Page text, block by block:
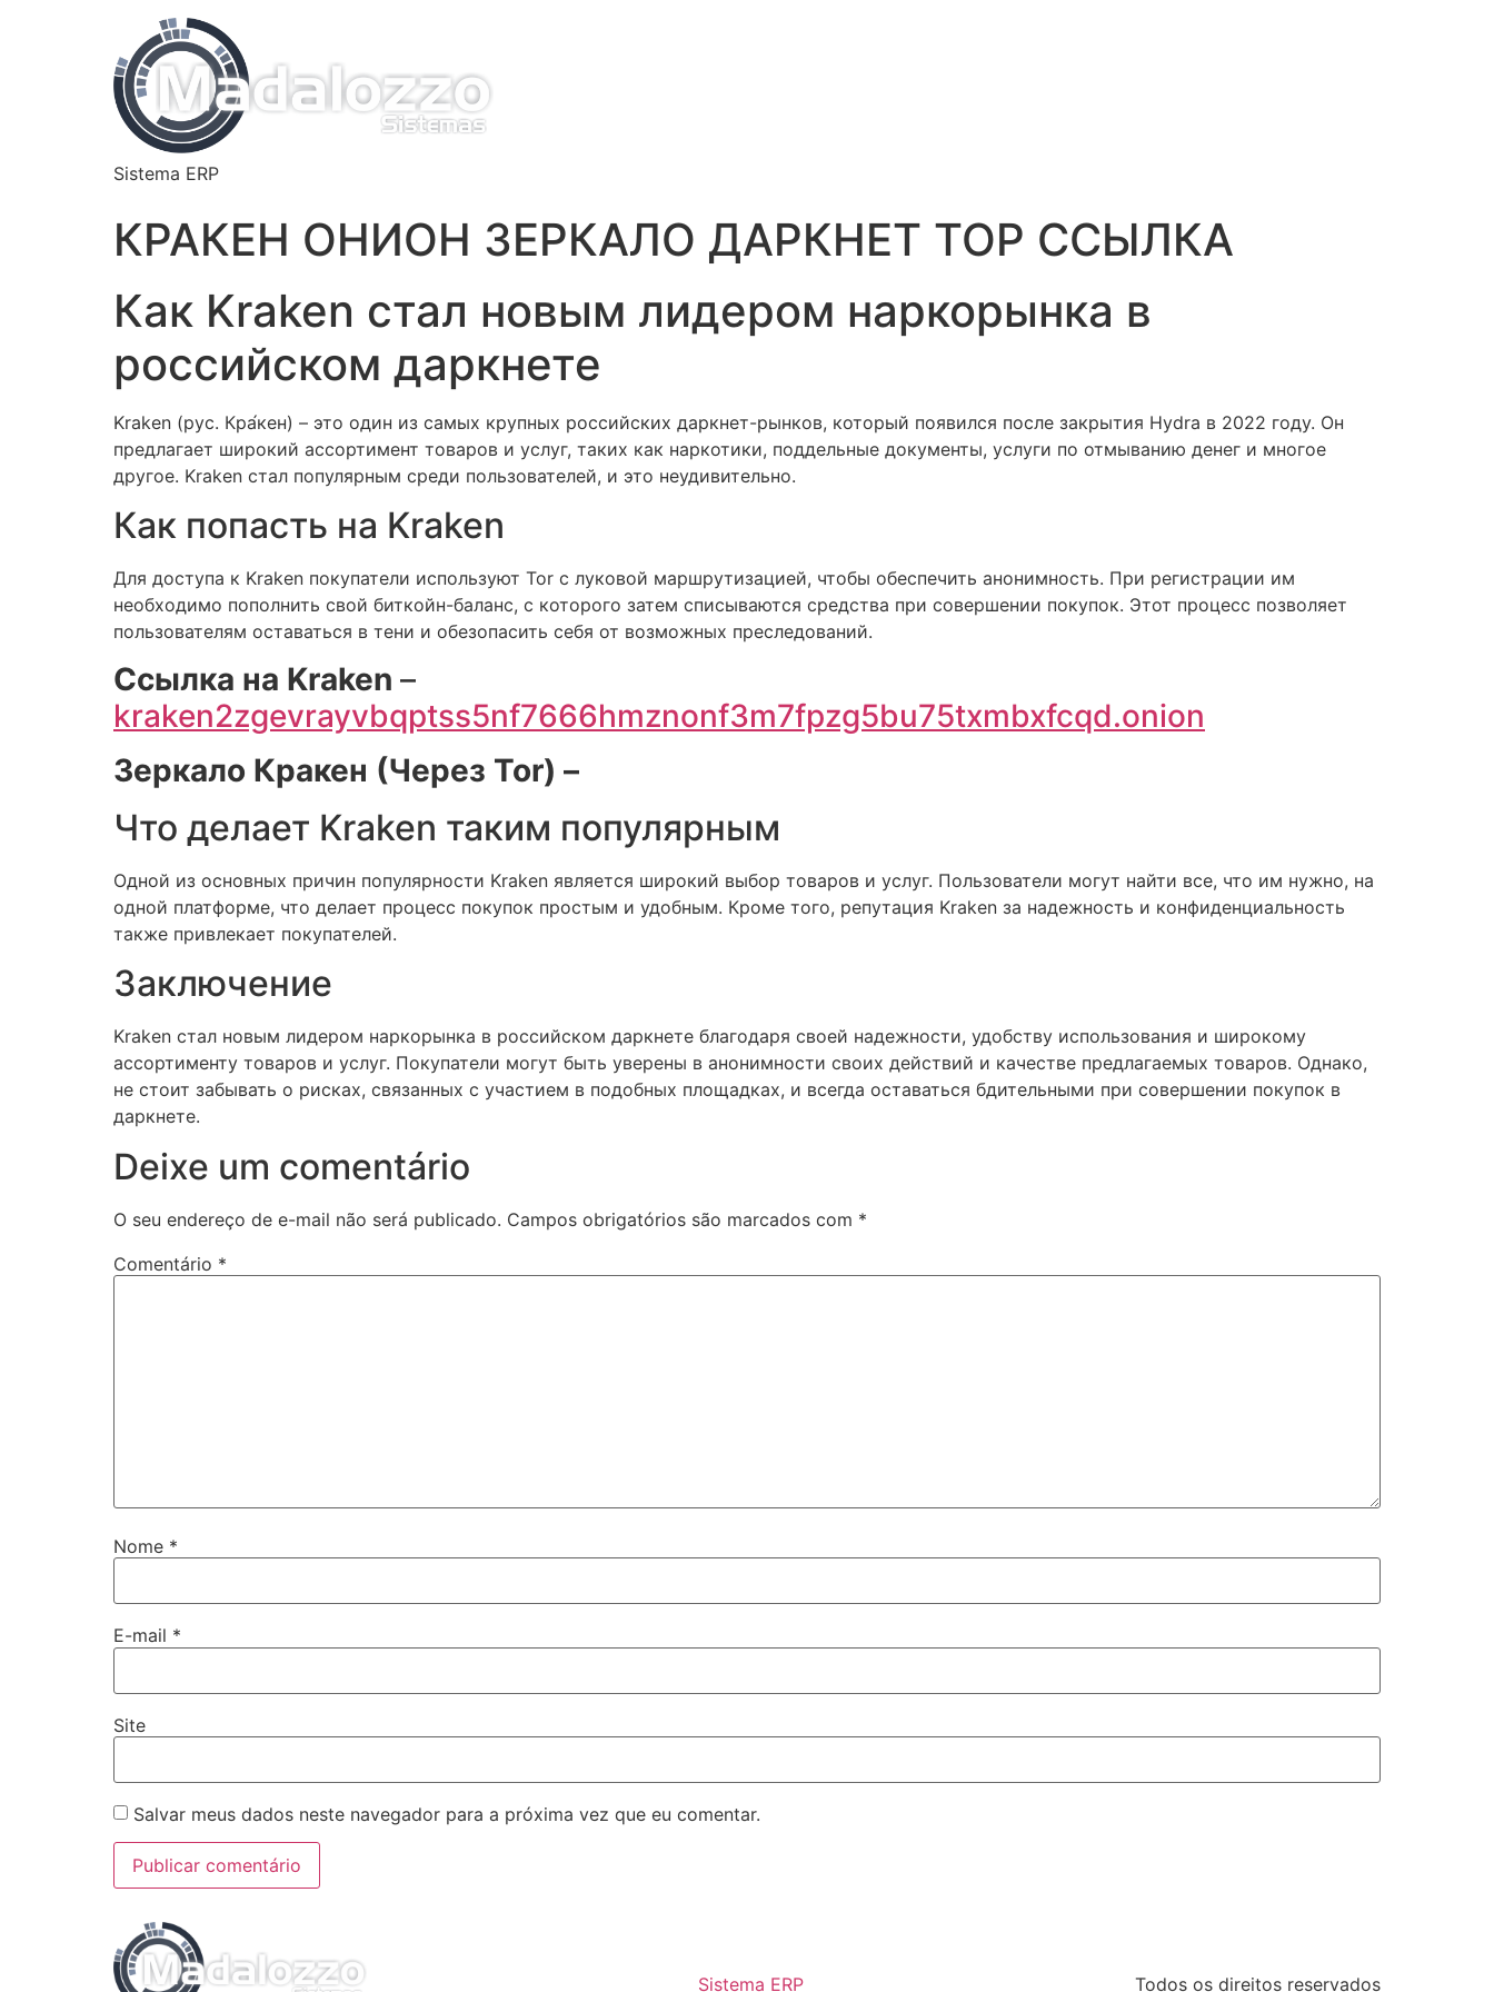
Sistema ERP
КРАКЕН ОНИОН ЗЕРКАЛО ДАРКНЕТ ТОР ССЫЛКА
Как Kraken стал новым лидером наркорынка в
российском даркнете
Kraken (рус. Кра́кен) – это один из самых крупных российских даркнет-рынков, который появился после закрытия Hydra в 2022 году. Он
предлагает широкий ассортимент товаров и услуг, таких как наркотики, поддельные документы, услуги по отмыванию денег и многое
другое. Kraken стал популярным среди пользователей, и это неудивительно.
Как попасть на Kraken
Для доступа к Kraken покупатели используют Tor с луковой маршрутизацией, чтобы обеспечить анонимность. При регистрации им
необходимо пополнить свой биткойн-баланс, с которого затем списываются средства при совершении покупок. Этот процесс позволяет
пользователям оставаться в тени и обезопасить себя от возможных преследований.
Cсылка на Kraken –
kraken2zgevrayvbqptss5nf7666hmznonf3m7fpzg5bu75txmbxfcqd.onion
Зеркало Кракен (Через Tor) –
Что делает Kraken таким популярным
Одной из основных причин популярности Kraken является широкий выбор товаров и услуг. Пользователи могут найти все, что им нужно, на
одной платформе, что делает процесс покупок простым и удобным. Кроме того, репутация Kraken за надежность и конфиденциальность
также привлекает покупателей.
Заключение
Kraken стал новым лидером наркорынка в российском даркнете благодаря своей надежности, удобству использования и широкому
ассортименту товаров и услуг. Покупатели могут быть уверены в анонимности своих действий и качестве предлагаемых товаров. Однако,
не стоит забывать о рисках, связанных с участием в подобных площадках, и всегда оставаться бдительными при совершении покупок в
даркнете.
Deixe um comentário
O seu endereço de e-mail não será publicado. Campos obrigatórios são marcados com *
Comentário *
Nome *
E-mail *
Site
Salvar meus dados neste navegador para a próxima vez que eu comentar.
Sistema ERP Todos os direitos reservados